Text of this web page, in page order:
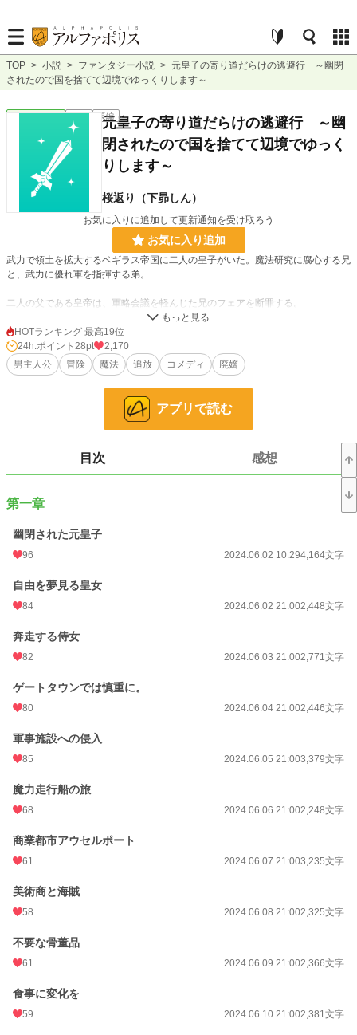
TOP > 小説 > ファンタジー小説 > 元皇子の寄り道だらけの逃避行 ～幽閉
されたので国を捨てて辺境でゆっくりします～
ファンタジー 完結 長編
元皇子の寄り道だらけの逃避行 ～幽
閉されたので国を捨てて辺境でゆっく
りします～
桜返り（下昴しん）
お気に入りに追加して更新通知を受け取ろう
お気に入り追加
武力で領土を拡大するベギラス帝国に二人の皇子がいた。魔法研究に腐心する兄
と、武力に優れ軍を指揮する弟。
二人の父である皇帝は、軍略会議を軽んじた兄のフェアを断罪する。
フェアに一方的に告げられた罪状は、敵前逃亡。皇帝の第一継承権を持つ皇子の
座から一転して、罪人になってしまう。
帝都の片隅にある独房に幽閉されるフェア。
「ここから逃げて、田舎に籠るか」
給仕しか来ないような牢獄で、フェアは脱出を考えていた。
帝都においてフェアを超える魔法使いはいない。そのことを知っているのはごく
限られた人物だけだった。
「私も連れて行ってください、お兄様」
止めるフェアに、強引なマトビア。
─。
※カクヨム様、小説家になろう様でも投稿中。
ファンタジー
お気に入り
24h.ポイント
文字数 145,416
更新日時
初回公開日時 2024.06.02 10:29
週間ポイント 239 pt (22,594 位)
HOTランキング 最高19位
24h.ポイント 28pt
2,170
男主人公
冒険 魔法 追放 コメディ 廃嫡
アプリで読む
目次 感想
第一章
幽閉された元皇子
96 2024.06.02 10:294,164文字
自由を夢見る皇女
84 2024.06.02 21:002,448文字
奔走する侍女
82 2024.06.03 21:002,771文字
ゲートタウンでは慎重に。
80 2024.06.04 21:002,446文字
軍事施設への侵入
85 2024.06.05 21:003,379文字
魔力走行船の旅
68 2024.06.06 21:002,248文字
商業都市アウセルポート
61 2024.06.07 21:003,235文字
美術商と海賊
58 2024.06.08 21:002,325文字
不要な骨董品
61 2024.06.09 21:002,366文字
食事に変化を
59 2024.06.10 21:002,381文字